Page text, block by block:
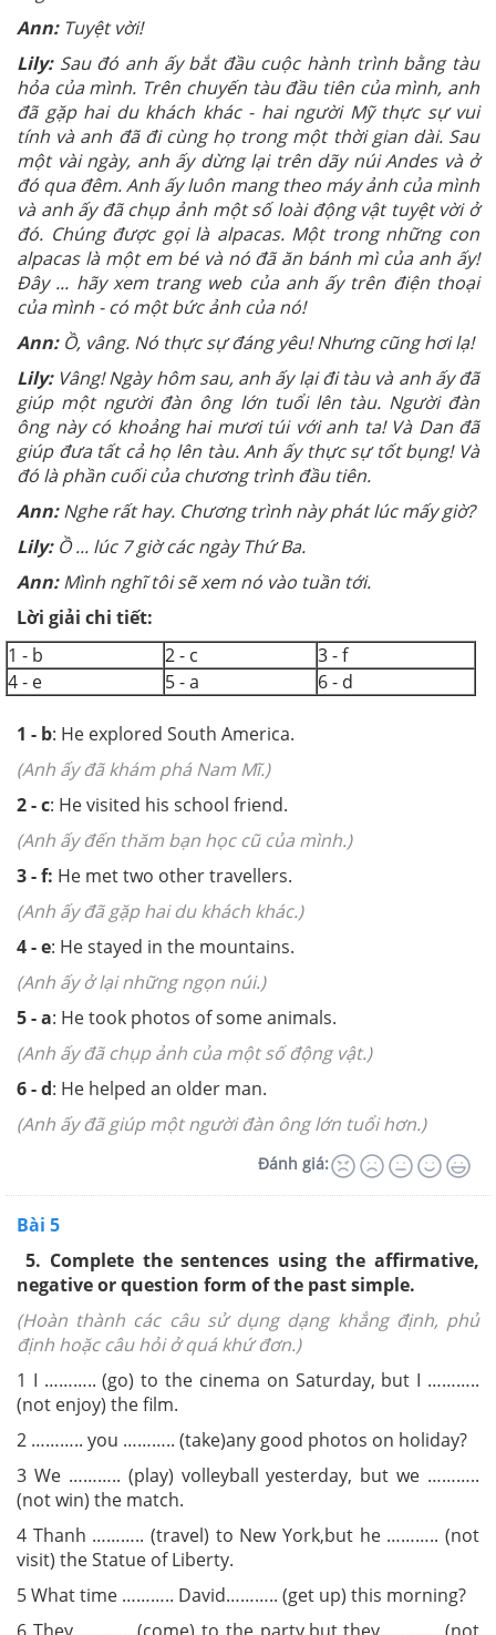
Ann:Tuyệtvời!
Lily:Sau đó anh ấy bắt đầu cuộc hành trình bằng tàu
hỏa của mình. Trên chuyến tàu đầu tiên của mình, anh
đã gặp hai du khách khác - hai người Mỹ thực sự vui
tính và anh đã đi cùng họ trong một thời gian dài. Sau
một vài ngày, anh ấy dừng lại trên dãy núi Andes và ở
đó qua đêm. Anh ấy luôn mang theo máy ảnh của mình
và anh ấy đã chụp ảnh một số loài động vật tuyệt vời ở
đó. Chúng được gọi là alpacas. Một trong những con
alpacas là một em bé và nó đã ăn bánh mì của anh ấy!
Đây ... hãy xem trang web của anh ấy trên điện thoại
củamình - có một bức ảnh của nó!
Ann:Ồ, vâng. Nó thực sự đáng yêu! Nhưng cũng hơi lạ!
Lily:Vâng! Ngày hôm sau, anh ấy lại đi tàu và anh ấy đã
giúp một người đàn ông lớn tuổi lên tàu. Người đàn
ông này có khoảng hai mươi túi với anh ta! Và Dan đã
giúp đưa tất cả họ lên tàu. Anh ấy thực sự tốt bụng! Và
đó là phần cuối của chương trình đầu tiên.
Ann:Nghe rất hay. Chương trình này phát lúc mấy giờ?
Lily:Ồ ... lúc 7 giờ các ngày Thứ Ba.
Ann: Mình nghĩ tôi sẽ xem nó vào tuần tới.
Lời giải chi tiết:
1 - b
2 - c
3 - f
4 - e
5 - a 6 - d
1 - b: He explored South America.
(Anh ấy đã khám phá Nam Mĩ.)
2 - c: He visited his school friend.
(Anh ấy đến thăm bạn học cũ của mình.)
3 - f: He met two other travellers.
(Anh ấy đã gặp hai du khách khác.)
4 - e: He stayed in the mountains.
(Anh ấy ở lại những ngọn núi.)
5 - a: He took photos of some animals.
(Anh ấy đã chụp ảnh của một số động vật.)
6 - d: He helped an older man.
(Anh ấy đã giúp một người đàn ông lớn tuổi hơn.)
Đánh giá:
Bài 5
5. Complete the sentences using the affirmative,
negative or question form of the past simple.
(Hoàn thành các câu sử dụng dạng khẳng định, phủ
định hoặc câu hỏi ở quá khứ đơn.)
1 I ……….. (go) to the cinema on Saturday, but I ………..
(not enjoy) the film.
2 ……….. you ……….. (take)any good photos on holiday?
3 We ……….. (play) volleyballyesterday, but we ………..
(not win) the match.
4 Thanh ……….. (travel) to New York,but he ……….. (not
visit) the Statue of Liberty.
5 What time ……….. David……….. (get up) this morning?
6 They ……….. (come) to the party,but they ……….. (not